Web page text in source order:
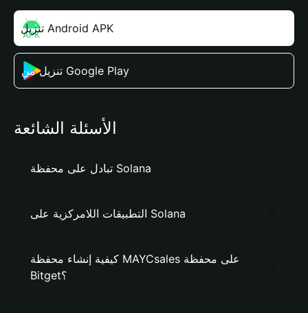
تنزيل Android APK
تنزيل من Google Play
الأسئلة الشائعة
تبادل على محفظة Solana
التطبيقات اللامركزية على Solana
كيفية إنشاء محفظة MAYCsales على محفظة
Bitget؟